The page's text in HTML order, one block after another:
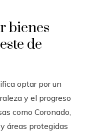
bienes
de
optar por un
y el progreso
como Coronado,
áreas protegidas